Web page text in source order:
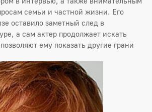
семьи и частной жизни. Его
оставило заметный след в
а сам актер продолжает искать
ему показать другие грани